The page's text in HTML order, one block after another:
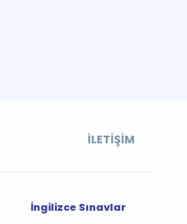
İLETIŞIM
İngilizce Sınavlar